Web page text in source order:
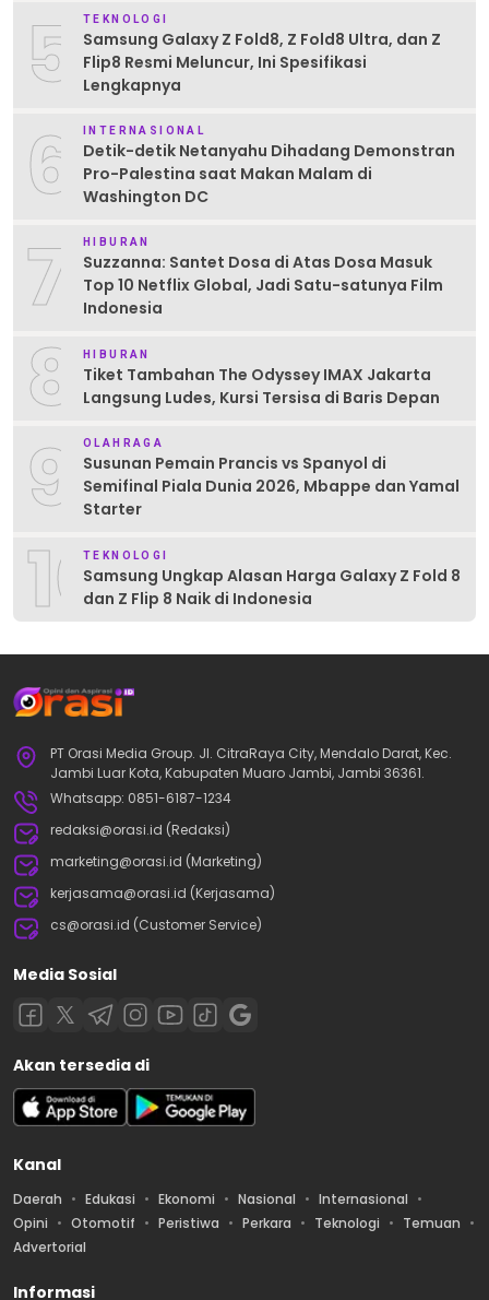
5 TEKNOLOGI
Samsung Galaxy Z Fold8, Z Fold8 Ultra, dan Z
Flip8 Resmi Meluncur, Ini Spesifikasi
Lengkapnya
6 INTERNASIONAL
Detik-detik Netanyahu Dihadang Demonstran
Pro-Palestina saat Makan Malam di
Washington DC
7 HIBURAN
Suzzanna: Santet Dosa di Atas Dosa Masuk
Top 10 Netflix Global, Jadi Satu-satunya Film
Indonesia
8 HIBURAN
Tiket Tambahan The Odyssey IMAX Jakarta
Langsung Ludes, Kursi Tersisa di Baris Depan
9 OLAHRAGA
Susunan Pemain Prancis vs Spanyol di
Semifinal Piala Dunia 2026, Mbappe dan Yamal
Starter
10TEKNOLOGI
Samsung Ungkap Alasan Harga Galaxy Z Fold 8
dan Z Flip 8 Naik di Indonesia
PT Orasi Media Group. Jl. CitraRaya City, Mendalo Darat, Kec.
Jambi Luar Kota, Kabupaten Muaro Jambi, Jambi 36361.
Whatsapp: 0851-6187-1234
redaksi@orasi.id (Redaksi)
marketing@orasi.id (Marketing)
kerjasama@orasi.id (Kerjasama)
cs@orasi.id (Customer Service)
Media Sosial
Akan tersedia di
Kanal
Daerah Edukasi Ekonomi Nasional
Internasional
Opini
Otomotif Peristiwa Perkara Teknologi
Temuan
Advertorial
Informasi